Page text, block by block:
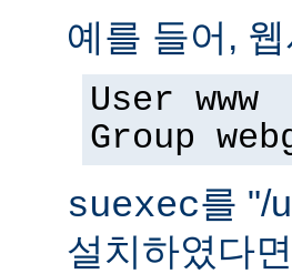
예를 들어,
User www
Group
suexec를 "/
설치하였다